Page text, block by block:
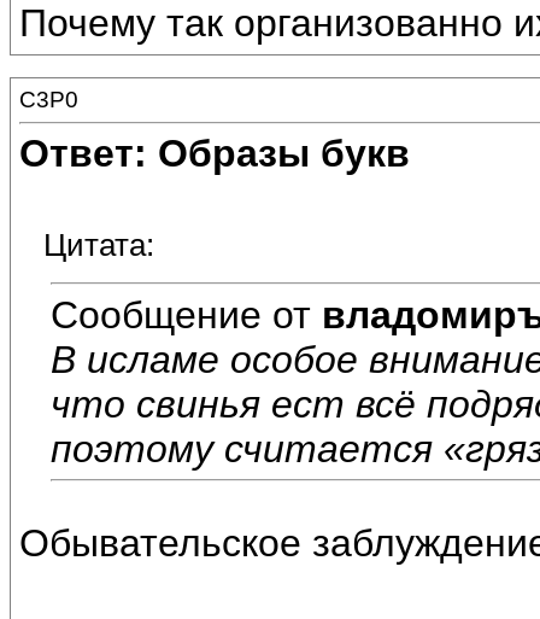
Почему так организованно
C3P0
Ответ: Образы букв
Цитата:
Сообщение от
В исламе особое
что свинья ест всё
поэтому считается
Обывательское